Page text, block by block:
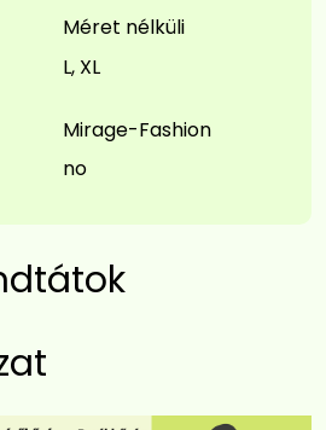
Méret nélküli
L, XL
Mirage-Fashion
no